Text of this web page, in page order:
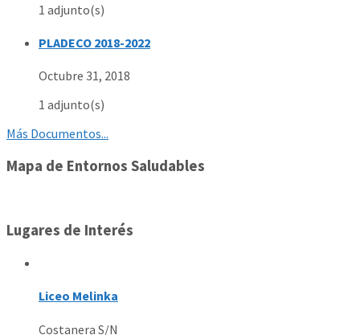
1 adjunto(s)
PLADECO 2018-2022
Octubre 31, 2018
1 adjunto(s)
Más Documentos...
Mapa de Entornos Saludables
Lugares de Interés
Liceo Melinka
Costanera S/N